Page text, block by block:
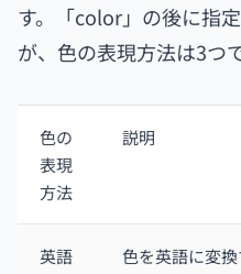
す。「color」の後に指
が、色の表現方法は3つで
色の
表現
方法
説明
英語 色を英語に変換